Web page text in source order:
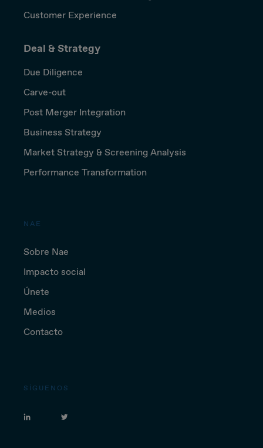
Customer Experience
Deal & Strategy
Due Diligence
Carve-out
Post Merger Integration
Business Strategy
Market Strategy & Screening Analysis
Performance Transformation
NAE
Sobre Nae
Impacto social
Únete
Medios
Contacto
SÍGUENOS